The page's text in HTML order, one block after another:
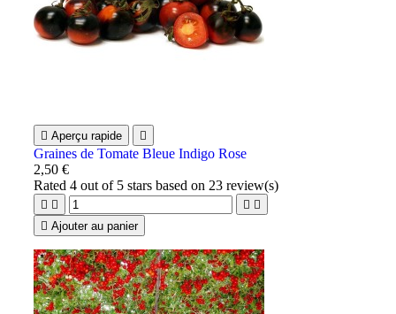
 Aperçu rapide 
Graines de Tomate Bleue Indigo Rose
2,50 €
Rated4 out of 5 stars based on 23 review(s)
   
 Ajouter au panier